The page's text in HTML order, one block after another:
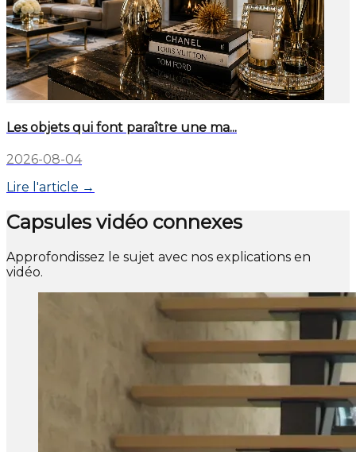
Les objets qui font paraître une ma...
2026-08-04
Lire l'article →
Capsules vidéo connexes
Approfondissez le sujet avec nos explications en
vidéo.